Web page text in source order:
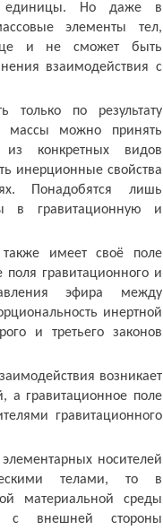
единицы. Но даже в
элементы тел,
и не сможет быть
взаимодействия с
только по результату
массы можно принять
конкретных видов
инерционные свойства
Понадобятся лишь
в гравитационную и
также имеет своё поле
поля гравитационного и
эфира между
инертной
и третьего законов
возникает
а гравитационное поле
гравитационного
носителей
телами, то в
материальной среды
с внешней стороны